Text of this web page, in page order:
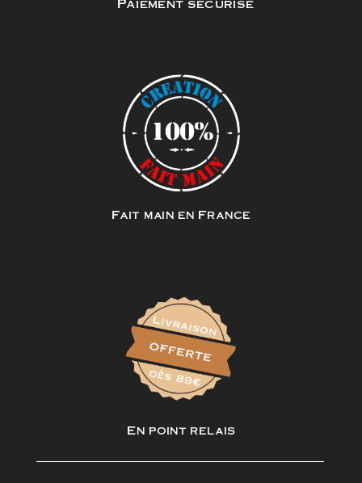
Paiement sécurisé
Fait main en France
En point relais